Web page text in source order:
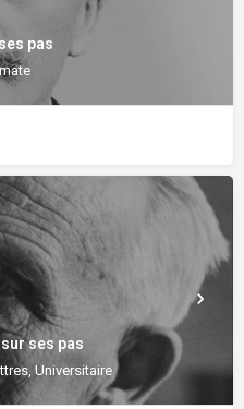
pas
ses pas
Universitaire